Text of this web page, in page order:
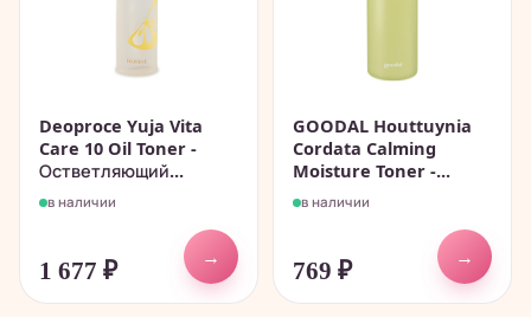
Deoproce Yuja Vita
Care 10 Oil Toner -
Остветляющий...
в наличии
1 677 ₽
→
GOODAL Houttuynia
Cordata Calming
Moisture Toner -...
в наличии
769 ₽
→